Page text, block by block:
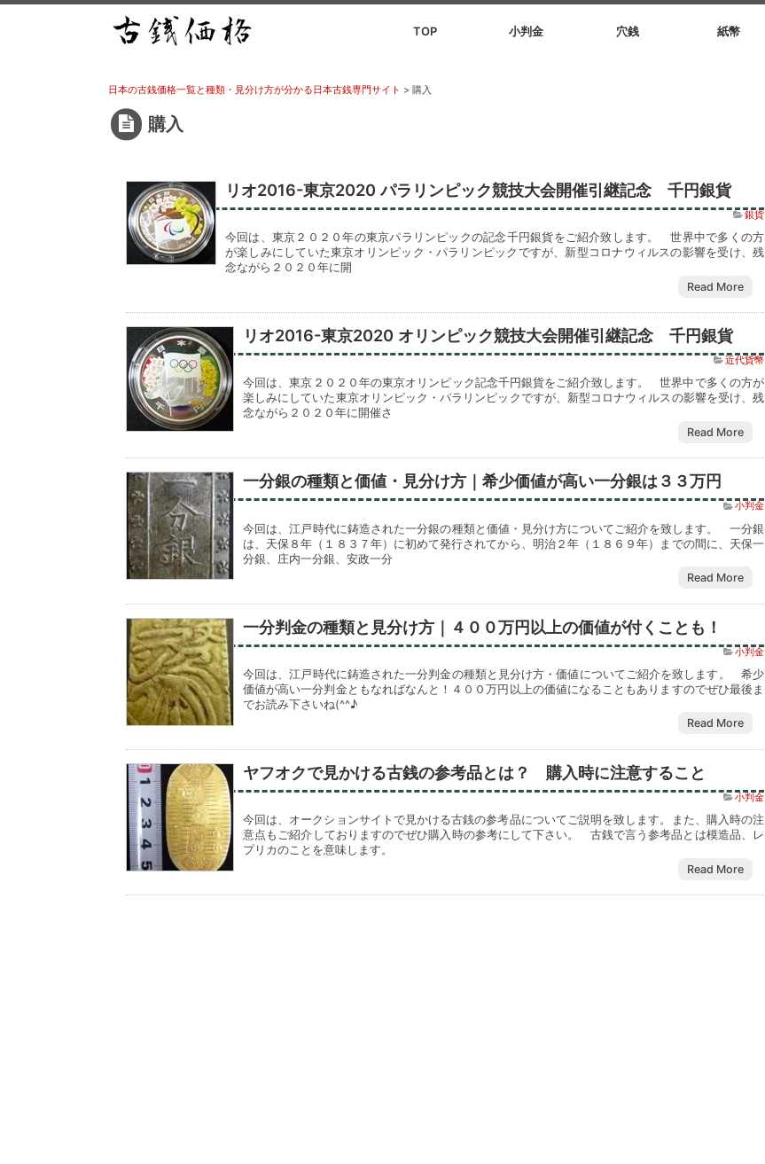
TOP 小判金 穴銭 紙幣
日本の古銭価格一覧と種類・見分け方が分かる日本古銭専門サイト > 購入
購入
リオ2016-東京2020 パラリンピック競技大会開催引継記念 千円銀貨
銀貨
今回は、東京２０２０年の東京パラリンピックの記念千円銀貨をご紹介致します。 世界中で多くの方
が楽しみにしていた東京オリンピック・パラリンピックですが、新型コロナウィルスの影響を受け、残
念ながら２０２０年に開
Read More
リオ2016-東京2020 オリンピック競技大会開催引継記念 千円銀貨
近代貨幣
今回は、東京２０２０年の東京オリンピック記念千円銀貨をご紹介致します。 世界中で多くの方が
楽しみにしていた東京オリンピック・パラリンピックですが、新型コロナウィルスの影響を受け、残
念ながら２０２０年に開催さ
Read More
一分銀の種類と価値・見分け方｜希少価値が高い一分銀は３３万円
小判金
今回は、江戸時代に鋳造された一分銀の種類と価値・見分け方についてご紹介を致します。 一分銀
は、天保８年（１８３７年）に初めて発行されてから、明治２年（１８６９年）までの間に、天保一
分銀、庄内一分銀、安政一分
Read More
一分判金の種類と見分け方｜４００万円以上の価値が付くことも！
小判金
今回は、江戸時代に鋳造された一分判金の種類と見分け方・価値についてご紹介を致します。 希少
価値が高い一分判金ともなればなんと！４００万円以上の価値になることもありますのでぜひ最後ま
でお読み下さいね(^^♪
Read More
ヤフオクで見かける古銭の参考品とは？ 購入時に注意すること
小判金
今回は、オークションサイトで見かける古銭の参考品についてご説明を致します。また、購入時の注
意点もご紹介しておりますのでぜひ購入時の参考にして下さい。 古銭で言う参考品とは模造品、レ
プリカのことを意味します。
Read More